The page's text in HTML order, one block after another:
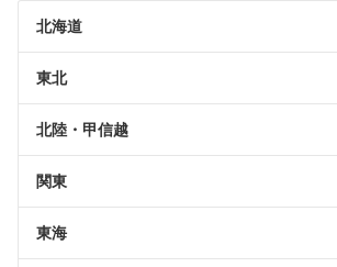
北海道
東北
北陸・甲信越
関東
東海